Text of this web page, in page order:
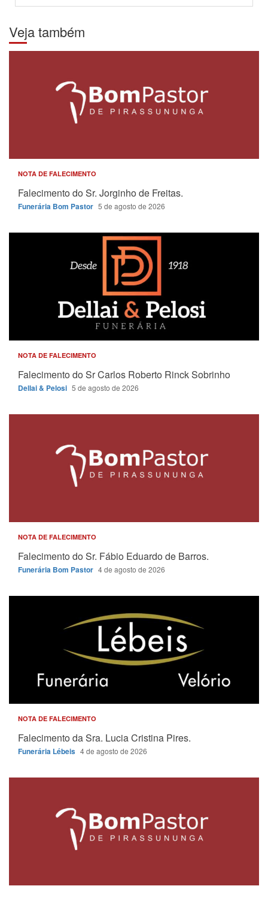
Veja também
NOTA DE FALECIMENTO
Falecimento do Sr. Jorginho de Freitas.
Funerária Bom Pastor 5 de agosto de 2026
NOTA DE FALECIMENTO
Falecimento do Sr Carlos Roberto Rinck Sobrinho
Dellai & Pelosi 5 de agosto de 2026
NOTA DE FALECIMENTO
Falecimento do Sr. Fábio Eduardo de Barros.
Funerária Bom Pastor 4 de agosto de 2026
NOTA DE FALECIMENTO
Falecimento da Sra. Lucia Cristina Pires.
Funerária Lébeis 4 de agosto de 2026